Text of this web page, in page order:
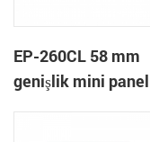
EP-260CL 58 mm
genişlik mini panel